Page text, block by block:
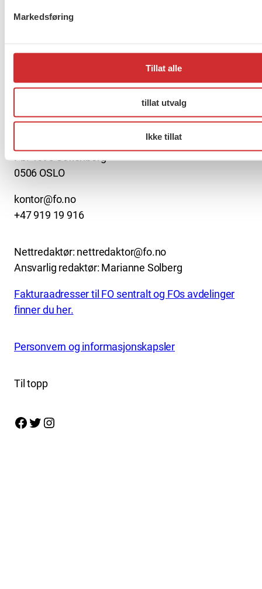
Markedsføring
Tillat alle
tillat utvalg
Ikke tillat
1 2 … 272 Neste
FO (Fellesorganisasjonen)
0506 OSLO
kontor@fo.no
+47 919 19 916
Nettredaktør: nettredaktor@fo.no
Ansvarlig redaktør: Marianne Solberg
Fakturaadresser til FO sentralt og FOs avdelinger
finner du her.
Personvern og informasjonskapsler
Til topp
Facebook Twitter Instagram